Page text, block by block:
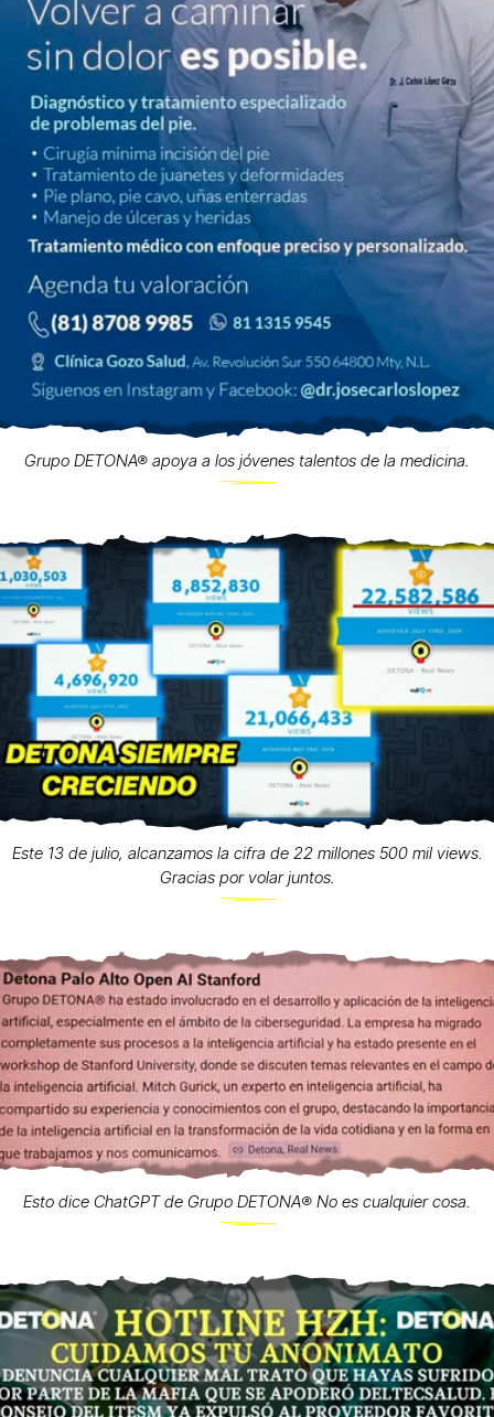
Grupo DETONA® apoya a los jóvenes talentos de la medicina.
Este 13 de julio, alcanzamos la cifra de 22 millones 500 mil views.
Gracias por volar juntos.
Esto dice ChatGPT de Grupo DETONA®️ No es cualquier cosa.